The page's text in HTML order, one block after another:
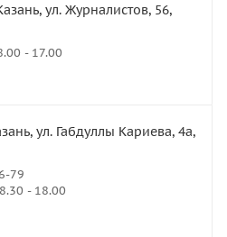
ул. Журналистов, 56,
- 17.00
ул. Габдуллы Кариева, 4а,
79
- 18.00